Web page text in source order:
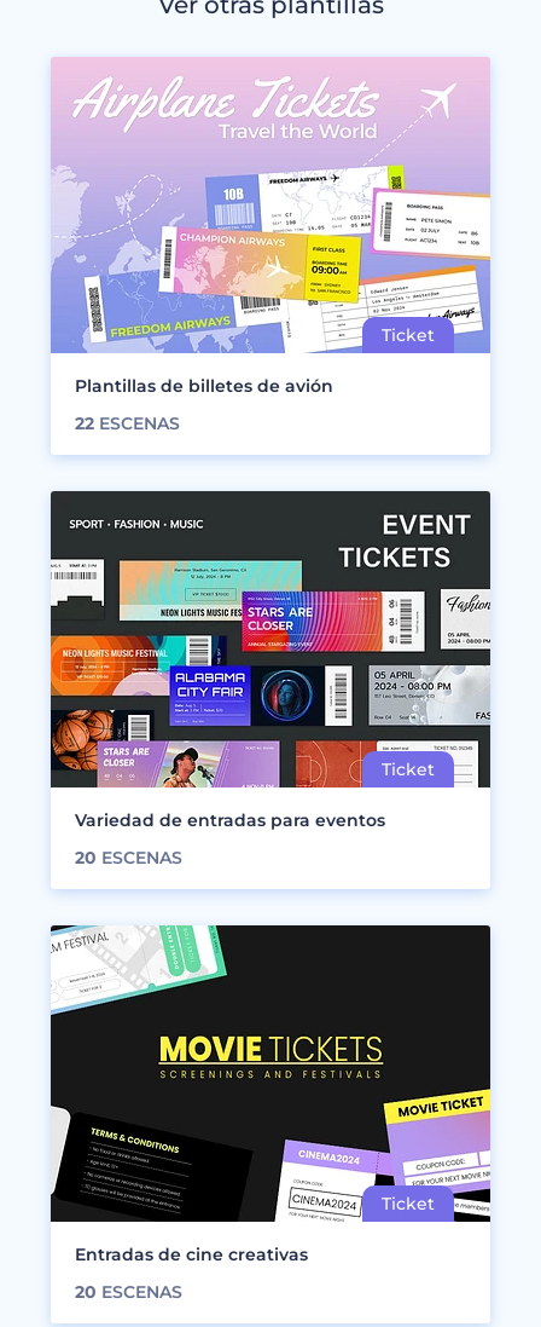
Plantillas de billetes de avión
22 ESCENAS
Variedad de entradas para eventos
20 ESCENAS
Entradas de cine creativas
20 ESCENAS